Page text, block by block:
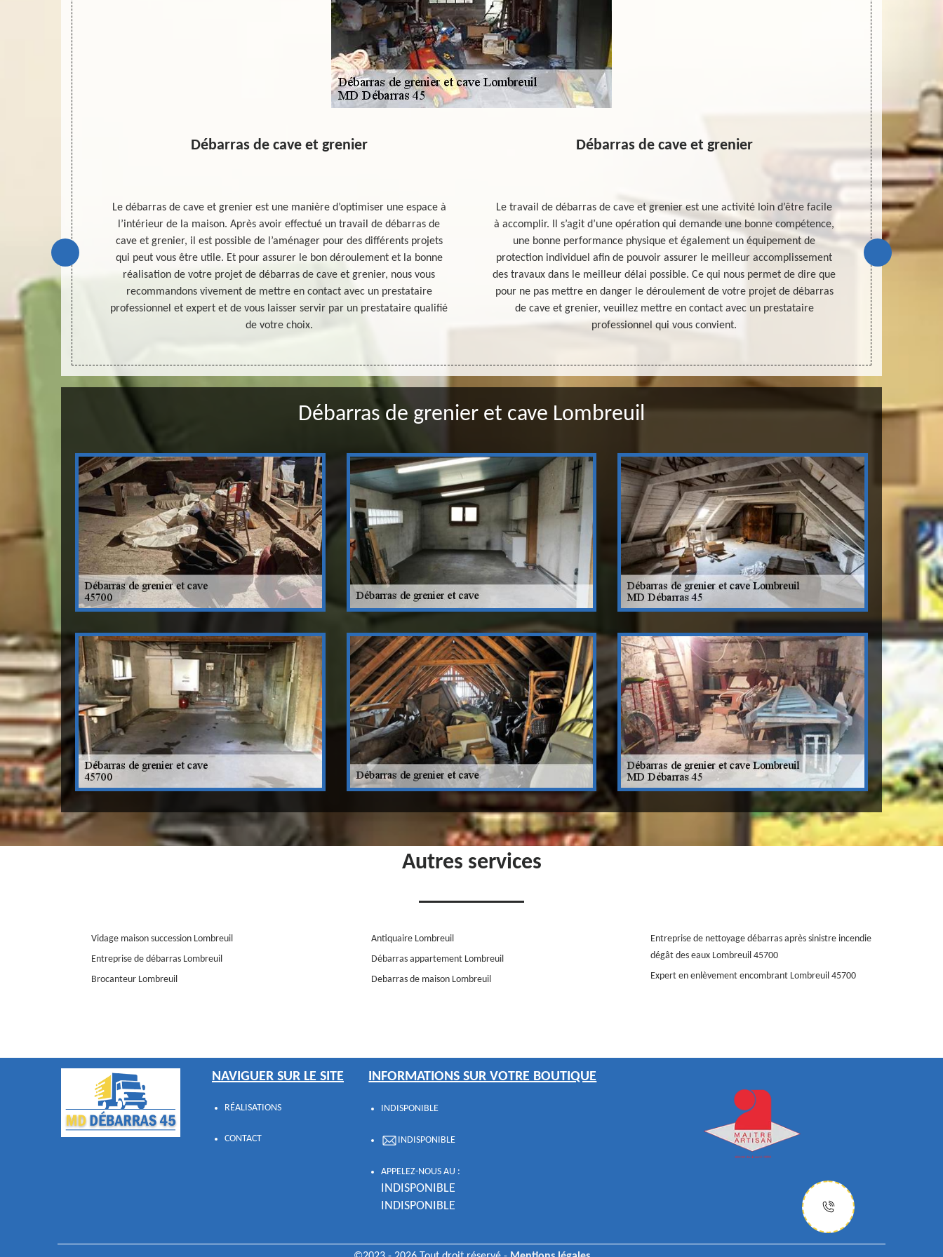
nous avons
travail de
qui peut
Débarras de cave et grenier
Le débarras de cave et grenier est une manière d’optimiser une espace à
l’intérieur de la maison. Après avoir effectué un travail de débarras de
cave et grenier, il est possible de l’aménager pour des différents projets
qui peut vous être utile. Et pour assurer le bon déroulement et la bonne
réalisation de votre projet de débarras de cave et grenier, nous vous
recommandons vivement de mettre en contact avec un prestataire
professionnel et expert et de vous laisser servir par un prestataire qualifié
de votre choix.
Débarras de cave et grenier
Le travail de débarras de cave et grenier est une activité loin d’être facile
à accomplir. Il s’agit d’une opération qui demande une bonne compétence,
une bonne performance physique et également un équipement de
protection individuel afin de pouvoir assurer le meilleur accomplissement
des travaux dans le meilleur délai possible. Ce qui nous permet de dire que
pour ne pas mettre en danger le déroulement de votre projet de débarras
de cave et grenier, veuillez mettre en contact avec un prestataire
professionnel qui vous convient.
Dans une
objets lourds
débarras de
Débarras de grenier et cave Lombreuil
Autres services
Vidage maison succession Lombreuil
Entreprise de débarras Lombreuil
Brocanteur Lombreuil
Antiquaire Lombreuil
Débarras appartement Lombreuil
Debarras de maison Lombreuil
Entreprise de nettoyage débarras après sinistre incendie
dégât des eaux Lombreuil 45700
Expert en enlèvement encombrant Lombreuil 45700
NAVIGUER SUR LE SITE
RÉALISATIONS
CONTACT
INFORMATIONS SUR VOTRE BOUTIQUE
INDISPONIBLE
INDISPONIBLE
APPELEZ-NOUS AU :
INDISPONIBLE
INDISPONIBLE